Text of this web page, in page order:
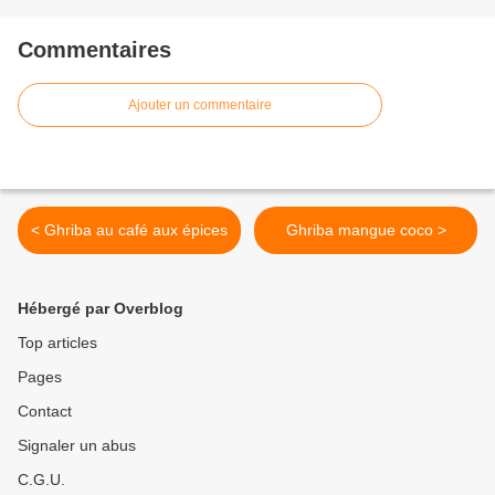
Commentaires
Ajouter un commentaire
< Ghriba au café aux épices Ghriba mangue coco >
Hébergé par Overblog
Top articles
Pages
Contact
Signaler un abus
C.G.U.